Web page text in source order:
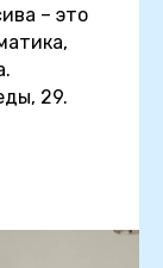
– это
29.